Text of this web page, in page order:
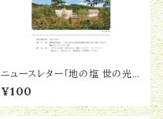
ニュースレター「地の塩 世の光」
No.109『神なき社会で神を生き
る』
¥100